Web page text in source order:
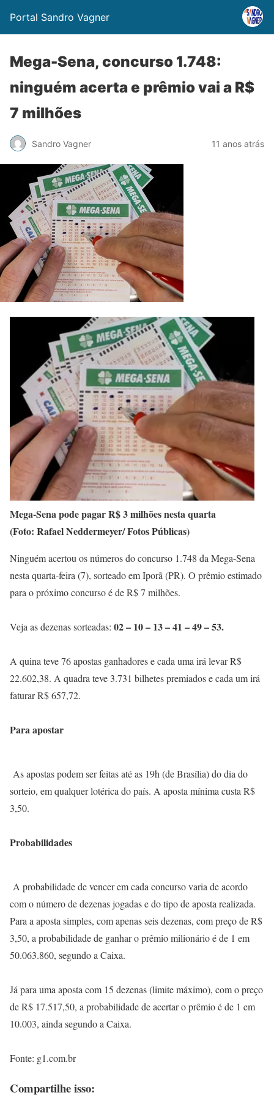
Portal Sandro Vagner
Mega-Sena, concurso 1.748:
ninguém acerta e prêmio vai a R$
7 milhões
Sandro Vagner 11 anos atrás
Mega-Sena pode pagar R$ 3 milhões nesta quarta
(Foto: Rafael Neddermeyer/ Fotos Públicas)
Ninguém acertou os números do concurso 1.748 da Mega-Sena
nesta quarta-feira (7), sorteado em Iporã (PR). O prêmio estimado
para o próximo concurso é de R$ 7 milhões.
Veja as dezenas sorteadas: 02 – 10 – 13 – 41 – 49 – 53.
A quina teve 76 apostas ganhadores e cada uma irá levar R$
22.602,38. A quadra teve 3.731 bilhetes premiados e cada um irá
faturar R$ 657,72.
Para apostar
As apostas podem ser feitas até as 19h (de Brasília) do dia do
sorteio, em qualquer lotérica do país. A aposta mínima custa R$
3,50.
Probabilidades
A probabilidade de vencer em cada concurso varia de acordo
com o número de dezenas jogadas e do tipo de aposta realizada.
Para a aposta simples, com apenas seis dezenas, com preço de R$
3,50, a probabilidade de ganhar o prêmio milionário é de 1 em
50.063.860, segundo a Caixa.
Já para uma aposta com 15 dezenas (limite máximo), com o preço
de R$ 17.517,50, a probabilidade de acertar o prêmio é de 1 em
10.003, ainda segundo a Caixa.
Fonte: g1.com.br
Compartilhe isso: